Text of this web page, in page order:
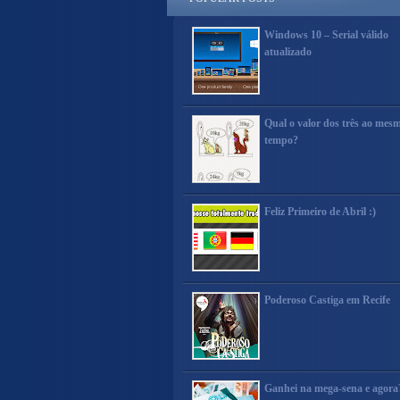
Windows 10 – Serial válido
atualizado
Qual o valor dos três ao
tempo?
Feliz Primeiro de Abril :)
Poderoso Castiga em Recife
Ganhei na mega-sena e